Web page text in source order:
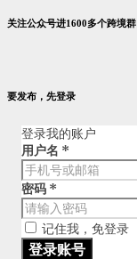
关注公众号进1600多个跨境群
要发布，先登录
登录我的账户
用户名 *
密码 *
记住我，免登录